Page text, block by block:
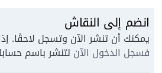
انضم إلى النقاش
يمكنك أن تنشر الآن وتسجل لاحقًا.
فسجل الدخول الآن لتنشر باسم